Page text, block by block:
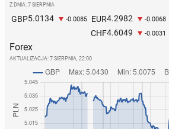
Z DNIA: 7 SIERPNIA
GBP5.0134 -0.0085 EUR4.2982 -0.0068
CHF4.6049 -0.0031
Forex
AKTUALIZACJA: 7 SIERPNIA, 22:00